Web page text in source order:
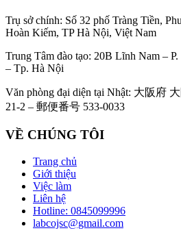
Trụ sở chính: Số 32 phố Tràng Tiền,
Hoàn Kiếm, TP Hà Nội, Việt Nam
Trung Tâm đào tạo: 20B Lĩnh Nam –
– Tp. Hà Nội
Văn phòng đại diện tại Nhật: 大阪府
21-2 – 郵便番号 533-0033
VỀ CHÚNG TÔI
Trang chủ
Giới thiệu
Việc làm
Liên hệ
Hotline: 0845099996
labcojsc@gmail.com